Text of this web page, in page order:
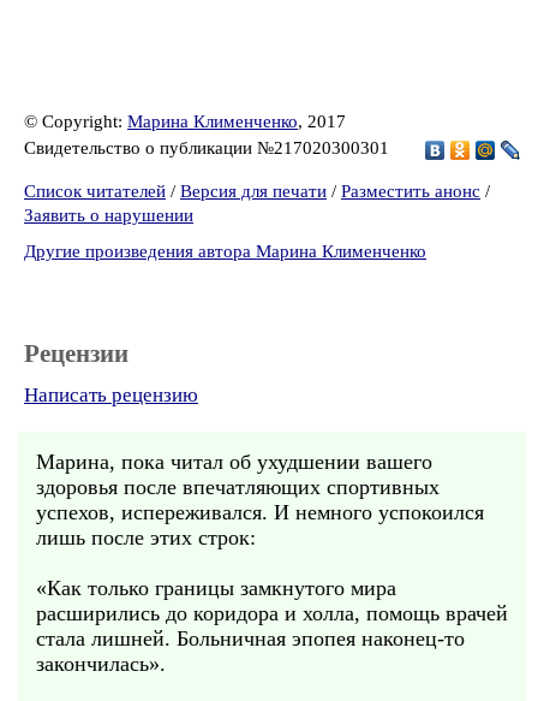
© Copyright: Марина Клименченко, 2017
Свидетельство о публикации №217020300301
Список читателей / Версия для печати / Разместить анонс /
Заявить о нарушении
Другие произведения автора Марина Клименченко
Рецензии
Написать рецензию
Марина, пока читал об ухудшении вашего
здоровья после впечатляющих спортивных
успехов, испереживался. И немного успокоился
лишь после этих строк:
«Как только границы замкнутого мира
расширились до коридора и холла, помощь врачей
стала лишней. Больничная эпопея наконец-то
закончилась».